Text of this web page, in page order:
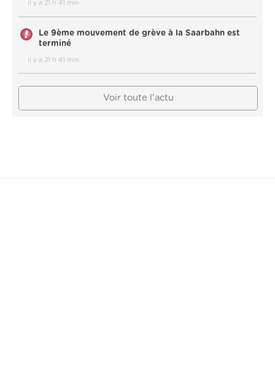
il y a 21 h 41 min
Le 9ème mouvement de grève à la Saarbahn est
terminé
il y a 21 h 41 min
Voir toute l'actu